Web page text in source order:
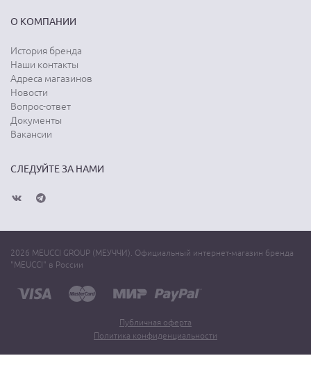
О КОМПАНИИ
История бренда
Наши контакты
Адреса магазинов
Новости
Вопрос-ответ
Документы
Вакансии
СЛЕДУЙТЕ ЗА НАМИ
2026 MEUCCI GROUP (МЕУЧЧИ). Официальный интернет-магазин бренда
"MEUCCI" в России
Публичная оферта
Политика конфиденциальности